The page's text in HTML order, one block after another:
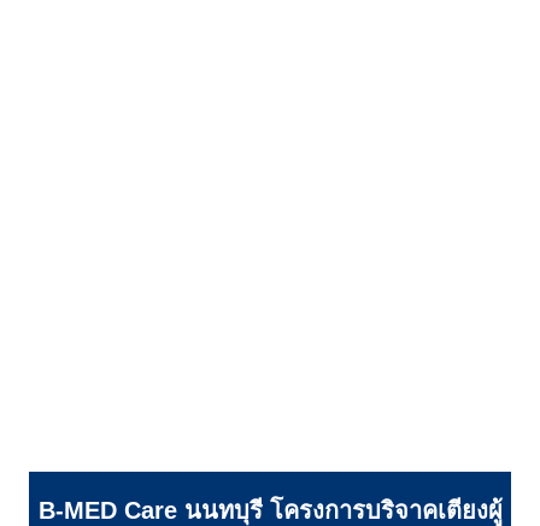
B-MED Care นนทบุรี โครงการบริจาคเตียงผู้